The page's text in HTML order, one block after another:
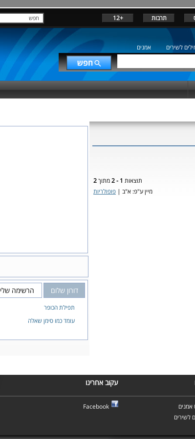
תרבות +12
לשירים אמנים
תוצאות 1 - 2 מתוך2
מיין ע"פ: א"ב | פופולריות
דורון שלום הרשימה שלי
תפילת הכופר
עומד כמו סימן שאלה
עקוב אחרינו
אמנים
לשירים
Facebook